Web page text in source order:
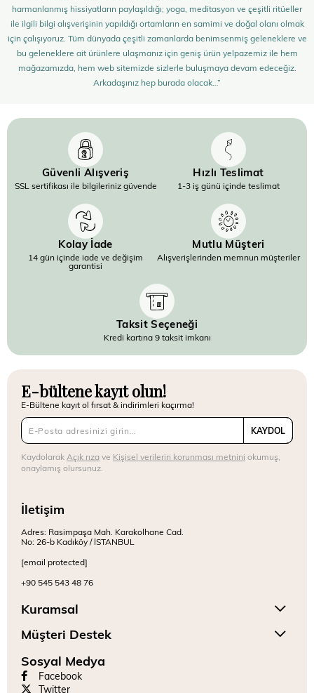
harmanlanmış hissiyatların paylaşıldığı; yoga, meditasyon ve çeşitli ritüeller
ile ilgili bilgi alışverişinin yapıldığı ortamların en samimi ve doğal olanı olmak
için çalışıyoruz. Tüm dünyada çeşitli zamanlarda benimsenmiş geleneklere ve
bu geleneklere ait ürünlere ulaşmanız için geniş ürün yelpazemiz ile hem
mağazamızda, hem web sitemizde sizlerle buluşmaya devam edeceğiz.
Arkadaşınız hep burada olacak…”
Güvenli Alışveriş
SSL sertifikası ile bilgileriniz güvende
Hızlı Teslimat
1-3 iş günü içinde teslimat
Kolay İade
14 gün içinde iade ve değişim
garantisi
Mutlu Müşteri
Alışverişlerinden memnun müşteriler
Taksit Seçeneği
Kredi kartına 9 taksit imkanı
E-bültene kayıt olun!
E-Bültene kayıt ol fırsat & indirimleri kaçırma!
KAYDOL
Kaydolarak Açık rızave Kişisel verilerin korunması metnini okumuş,
onaylamış olursunuz.
İletişim
Adres: Rasimpaşa Mah. Karakolhane Cad.
No: 26-b Kadıköy / İSTANBUL
[email protected]
+90 545 543 48 76
Kuramsal
Müşteri Destek
Sosyal Medya
Facebook
Twitter